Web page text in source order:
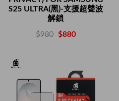
S25 ULTRA(黑)-支援超聲波
解鎖
$980 $880